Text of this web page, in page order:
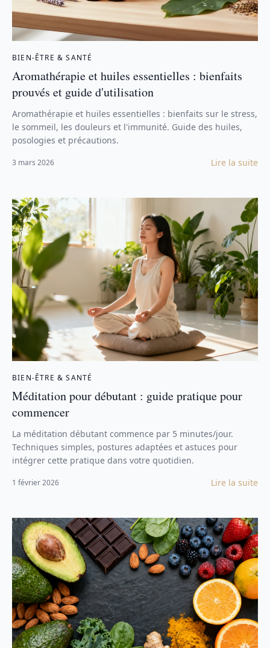
BIEN-ÊTRE & SANTÉ
Aromathérapie et huiles essentielles : bienfaits
prouvés et guide d'utilisation
Aromathérapie et huiles essentielles : bienfaits sur le stress,
le sommeil, les douleurs et l'immunité. Guide des huiles,
posologies et précautions.
3 mars 2026 Lire la suite
BIEN-ÊTRE & SANTÉ
Méditation pour débutant : guide pratique pour
commencer
La méditation débutant commence par 5 minutes/jour.
Techniques simples, postures adaptées et astuces pour
intégrer cette pratique dans votre quotidien.
1 février 2026 Lire la suite